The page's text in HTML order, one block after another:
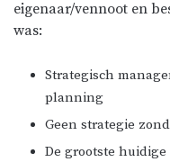
eigenaar/vennoot en
was:
Strategisch
planning
Geen strategie
De grootste